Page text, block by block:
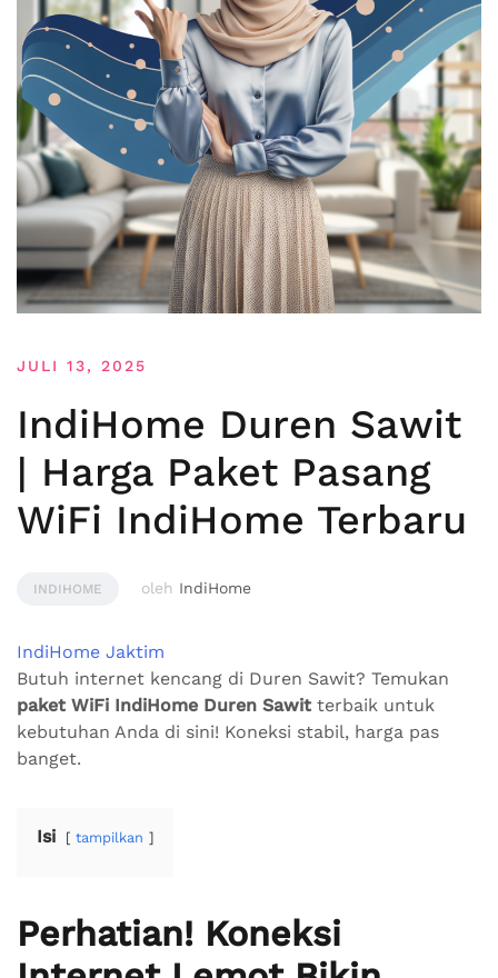
JULI 13, 2025
IndiHome Duren Sawit
| Harga Paket Pasang
WiFi IndiHome Terbaru
INDIHOME oleh IndiHome
IndiHome Jaktim
Butuh internet kencang di Duren Sawit? Temukan
paket WiFi IndiHome Duren Sawit terbaik untuk
kebutuhan Anda di sini! Koneksi stabil, harga pas
banget.
Isi tampilkan
Perhatian! Koneksi